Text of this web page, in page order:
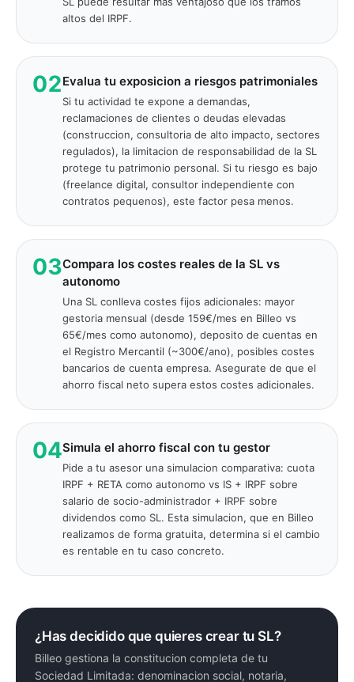
altos del IRPF.
02Evalua tu exposicion a riesgos patrimoniales
Si tu actividad te expone a demandas,
reclamaciones de clientes o deudas elevadas
(construccion, consultoria de alto impacto, sectores
regulados), la limitacion de responsabilidad de la SL
protege tu patrimonio personal. Si tu riesgo es bajo
(freelance digital, consultor independiente con
contratos pequenos), este factor pesa menos.
03Compara los costes reales de la SL vs
autonomo
Una SL conlleva costes fijos adicionales: mayor
gestoria mensual (desde 159€/mes en Billeo vs
65€/mes como autonomo), deposito de cuentas en
el Registro Mercantil (~300€/ano), posibles costes
bancarios de cuenta empresa. Asegurate de que el
ahorro fiscal neto supera estos costes adicionales.
04Simula el ahorro fiscal con tu gestor
Pide a tu asesor una simulacion comparativa: cuota
IRPF + RETA como autonomo vs IS + IRPF sobre
salario de socio-administrador + IRPF sobre
dividendos como SL. Esta simulacion, que en Billeo
realizamos de forma gratuita, determina si el cambio
es rentable en tu caso concreto.
¿Has decidido que quieres crear tu SL?
Billeo gestiona la constitucion completa de tu
Sociedad Limitada: denominacion social, notaria,